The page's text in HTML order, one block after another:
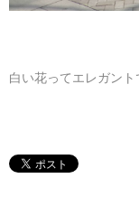
白い花ってエレガント